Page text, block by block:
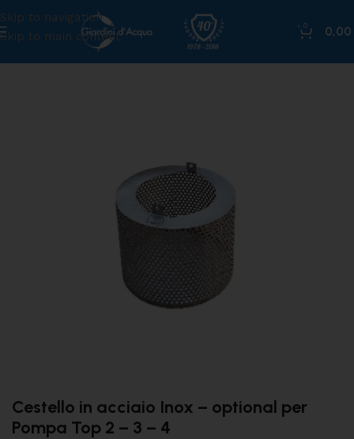
Skip to navigation
Skip to main content
0
0,00
Cestello in acciaio Inox – optional per
Pompa Top 2 – 3 – 4